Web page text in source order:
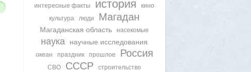
интересные факты история
кино
культура
люди Магадан
Магаданская область насекомые
наука научные исследования
океан праздник прошлое Россия
СВО СССР строительство